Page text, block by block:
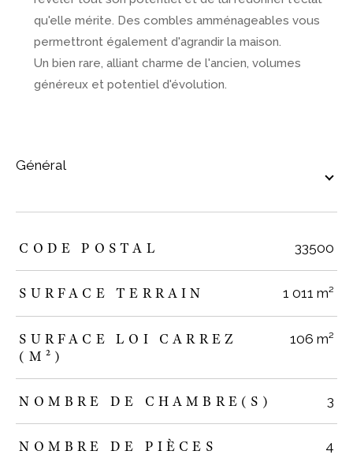
qu'elle mérite. Des combles amménageables vous
permettront également d'agrandir la maison.
Un bien rare, alliant charme de l'ancien, volumes
généreux et potentiel d'évolution.
général
TRAD_ZEPHYR_Caracteristique TRAD_ZEPHYR_Valeurs
CODE POSTAL 33500
SURFACE TERRAIN 1 011 m²
SURFACE LOI CARREZ
(M²)
106 m²
NOMBRE DE CHAMBRE(S) 3
NOMBRE DE PIÈCES 4